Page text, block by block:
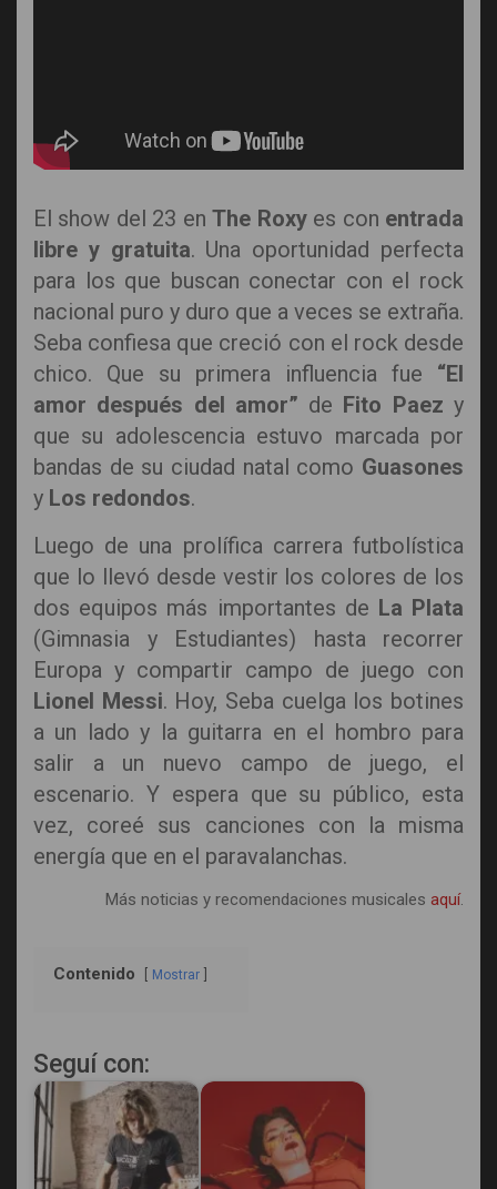
El show del 23 enThe Roxyes con entrada
libre y gratuita. Una oportunidad perfecta
para los que buscan conectar con el rock
nacional puro y duro que a veces se extraña.
Seba confiesa que creció con el rock desde
chico. Que su primera influencia fue “El
amor después del amor” de Fito Paez y
que su adolescencia estuvo marcada por
bandas de su ciudad natal como Guasones
y Los redondos.
Luego de una prolífica carrera futbolística
que lo llevó desde vestir los colores de los
dos equipos más importantes de La Plata
(Gimnasia y Estudiantes) hasta recorrer
Europa y compartir campo de juego con
Lionel Messi. Hoy, Seba cuelga los botines
a un lado y la guitarra en el hombro para
salir a un nuevo campo de juego, el
escenario. Y espera que su público, esta
vez, coreé sus canciones con la misma
energía que en el paravalanchas.
Más noticias y recomendaciones musicales aquí.
Contenido Mostrar
Seguí con: